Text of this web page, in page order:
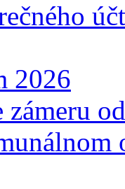
2026
zámeru